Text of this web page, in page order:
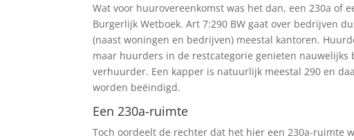
Wat voor huurovereenkomst was het dan, een 230a of
Burgerlijk Wetboek. Art 7:290 BW gaat over bedrijven
(naast woningen en bedrijven) meestal kantoren.
maar huurders in de restcategorie genieten
verhuurder. Een kapper is natuurlijk meestal 290 en
worden beëindigd.
Een 230a-ruimte
Toch oordeelt de rechter dat het hier een 230a-ruimte